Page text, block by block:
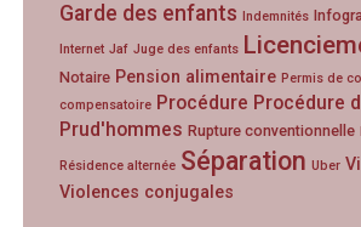
Garde des enfants Indemnités
Internet Jaf Juge des enfants
Notaire Pension alimentaire Permis de
compensatoire Procédure Procédure
Prud'hommes Rupture conventionnelle
Résidence alternée Séparation Uber
Violences conjugales